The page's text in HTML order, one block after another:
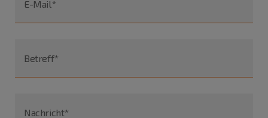
E-Mail*
Betreff*
Nachricht*